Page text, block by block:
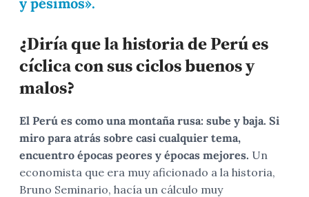
¿Diría que la historia de Perú es
cíclica con sus ciclos buenos y
malos?
El Perú es como una montaña rusa: sube y baja. Si
miro para atrás sobre casi cualquier tema,
encuentro épocas peores y épocas mejores. Un
economista que era muy aficionado a la historia,
Bruno Seminario, hacía un cálculo muy